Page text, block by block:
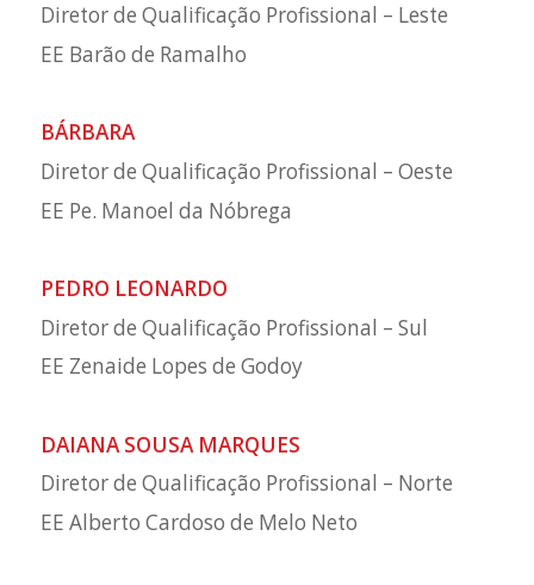
Diretor de Qualificação Profissional – Leste
EE Barão de Ramalho
BÁRBARA
Diretor de Qualificação Profissional – Oeste
EE Pe. Manoel da Nóbrega
PEDRO LEONARDO
Diretor de Qualificação Profissional – Sul
EE Zenaide Lopes de Godoy
DAIANA SOUSA MARQUES
Diretor de Qualificação Profissional – Norte
EE Alberto Cardoso de Melo Neto